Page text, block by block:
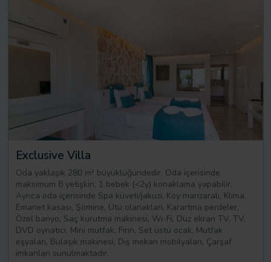
Exclusive Villa
Oda yaklaşık 280 m² büyüklüğündedir. Oda içerisinde
maksimum 8 yetişkin, 1 bebek (<2y) konaklama yapabilir.
Ayrıca oda içerisinde Spa küveti/jakuzi, Koy manzaralı, Klima,
Emanet kasası, Şömine, Ütü olanakları, Karartma perdeler,
Özel banyo, Saç kurutma makinesi, Wi-Fi, Düz ekran TV, TV,
DVD oynatıcı, Mini mutfak, Fırın, Set üstü ocak, Mutfak
eşyaları, Bulaşık makinesi, Dış mekan mobilyaları, Çarşaf
imkanları sunulmaktadır.